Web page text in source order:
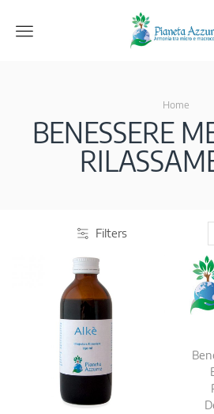
Menu
Home
BENESSERE
Filters